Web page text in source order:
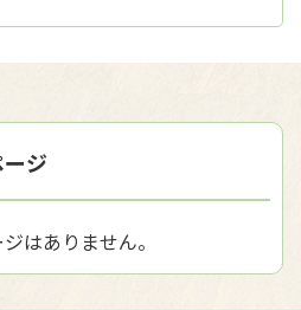
ジ
はありません。